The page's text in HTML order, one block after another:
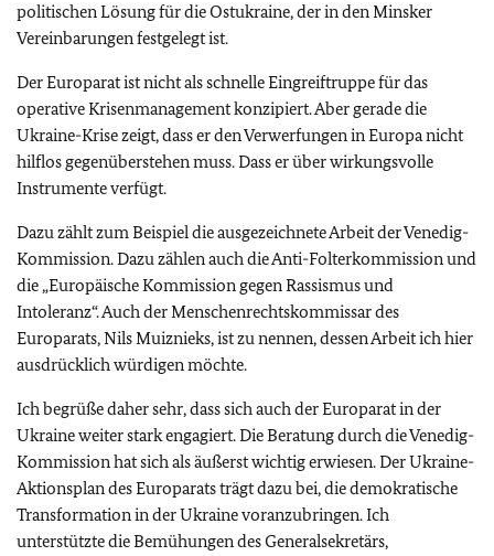
politischen Lösung für die Ostukraine, der in den Minsker
Vereinbarungen festgelegt ist.
Der Europarat ist nicht als schnelle Eingreiftruppe für das
operative Krisenmanagement konzipiert. Aber gerade die
Ukraine-Krise zeigt, dass er den Verwerfungen in Europa nicht
hilflos gegenüberstehen muss. Dass er über wirkungsvolle
Instrumente verfügt.
Dazu zählt zum Beispiel die ausgezeichnete Arbeit der Venedig-
Kommission. Dazu zählen auch die Anti-Folterkommission und
die „Europäische Kommission gegen Rassismus und
Intoleranz“. Auch der Menschenrechtskommissar des
Europarats, Nils Muiznieks, ist zu nennen, dessen Arbeit ich hier
ausdrücklich würdigen möchte.
Ich begrüße daher sehr, dass sich auch der Europarat in der
Ukraine weiter stark engagiert. Die Beratung durch die Venedig-
Kommission hat sich als äußerst wichtig erwiesen. Der Ukraine-
Aktionsplan des Europarats trägt dazu bei, die demokratische
Transformation in der Ukraine voranzubringen. Ich
unterstützte die Bemühungen des Generalsekretärs,